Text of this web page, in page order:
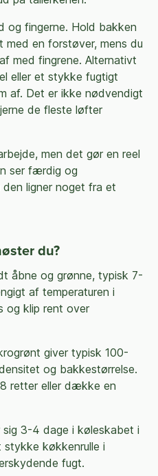
og fingerne. Hold bakken
en forstøver, mens du
med fingrene. Alternativt
eller et stykke fugtigt
af. Det er ikke nødvendigt
de fleste løfter
men det gør en reel
ser færdig og
ligner noget fra et
du?
åbne og grønne, typisk 7-
af temperaturen i
og klip rent over
giver typisk 100-
og bakkestørrelse.
retter eller dække en
3-4 dage i køleskabet i
køkkenrulle i
fugt.